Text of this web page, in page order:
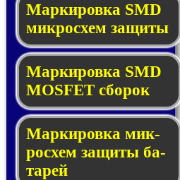
Мар­ки­ров­ка SMD
мик­рос­хем защиты
Мар­ки­ров­ка SMD
MOSFET сбо­рок
Мар­ки­ров­ка мик­
ро­схем за­щи­ты ба­
та­рей